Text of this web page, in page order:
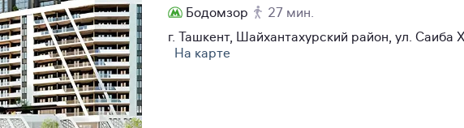
Бодомзор
27 мин.
г. Ташкент, Шайхантахурский район, ул. Саиба
На карте